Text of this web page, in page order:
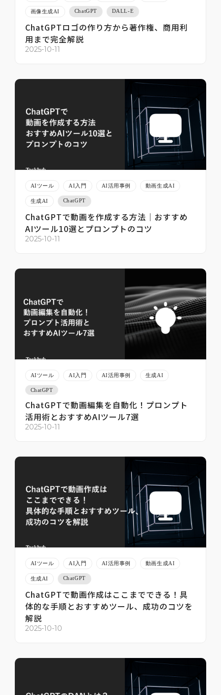
画像生成AI ChatGPT DALL-E
ChatGPTロゴの作り方から著作権、商用利
用まで完全解説
2025-10-11
AIツール AI入門 AI活用事例 動画生成AI
生成AI ChatGPT
ChatGPTで動画を作成する方法｜おすすめ
AIツール10選とプロンプトのコツ
2025-10-11
AIツール AI入門 AI活用事例 生成AI
ChatGPT
ChatGPTで動画編集を自動化！プロンプト
活用術とおすすめAIツール7選
2025-10-11
AIツール AI入門 AI活用事例 動画生成AI
生成AI ChatGPT
ChatGPTで動画作成はここまでできる！具
体的な手順とおすすめツール、成功のコツを
解説
2025-10-10